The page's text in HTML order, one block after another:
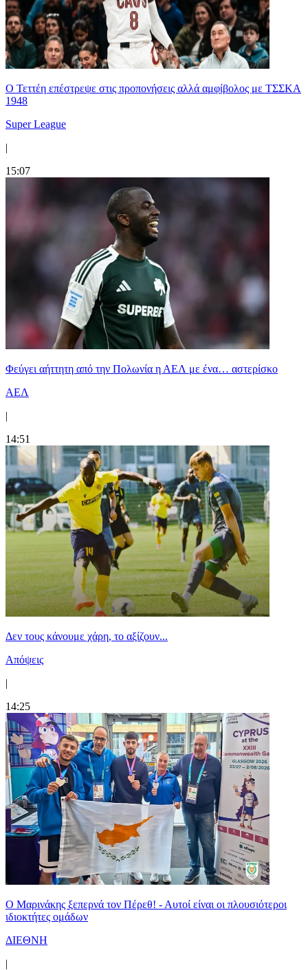
Ο Τεττέη επέστρεψε στις προπονήσεις αλλά αμφίβολος με ΤΣΣΚΑ
1948
Super League
|
15:07
Φεύγει αήττητη από την Πολωνία η ΑΕΛ με ένα… αστερίσκο
ΑΕΛ
|
14:51
Δεν τους κάνουμε χάρη, το αξίζουν...
Απόψεις
|
14:25
Ο Μαρινάκης ξεπερνά τον Πέρεθ! - Αυτοί είναι οι πλουσιότεροι
ιδιοκτήτες ομάδων
ΔΙΕΘΝΗ
|